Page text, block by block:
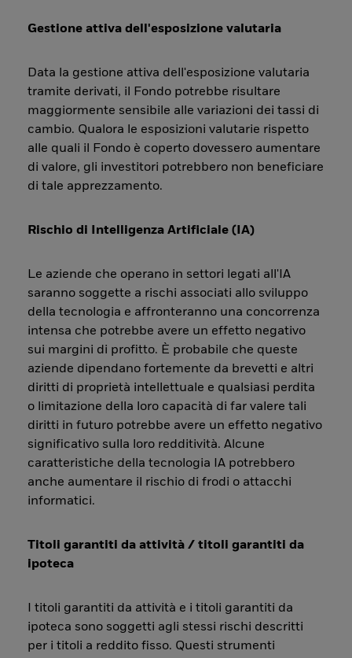
Gestione attiva dell'esposizione valutaria
Data la gestione attiva dell'esposizione valutaria
tramite derivati, il Fondo potrebbe risultare
maggiormente sensibile alle variazioni dei tassi di
cambio. Qualora le esposizioni valutarie rispetto
alle quali il Fondo è coperto dovessero aumentare
di valore, gli investitori potrebbero non beneficiare
di tale apprezzamento.
Rischio di Intelligenza Artificiale (IA)
Le aziende che operano in settori legati all'IA
saranno soggette a rischi associati allo sviluppo
della tecnologia e affronteranno una concorrenza
intensa che potrebbe avere un effetto negativo
sui margini di profitto. È probabile che queste
aziende dipendano fortemente da brevetti e altri
diritti di proprietà intellettuale e qualsiasi perdita
o limitazione della loro capacità di far valere tali
diritti in futuro potrebbe avere un effetto negativo
significativo sulla loro redditività. Alcune
caratteristiche della tecnologia IA potrebbero
anche aumentare il rischio di frodi o attacchi
informatici.
Titoli garantiti da attività / titoli garantiti da
ipoteca
I titoli garantiti da attività e i titoli garantiti da
ipoteca sono soggetti agli stessi rischi descritti
per i titoli a reddito fisso. Questi strumenti